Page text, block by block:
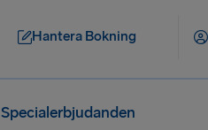
Hantera Bokning
Specialerbjudanden